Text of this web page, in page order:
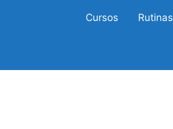
Cursos Rutinas